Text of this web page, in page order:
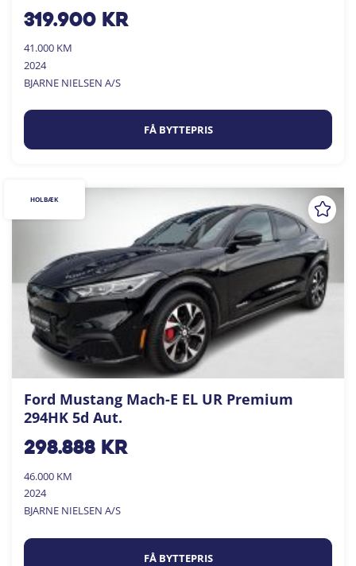
319.900kr
41.000 KM
2024
BJARNE NIELSEN A/S
FÅ BYTTEPRIS
Ford Mustang Mach-E EL UR Premium
294HK 5d Aut.
298.888kr
46.000 KM
2024
BJARNE NIELSEN A/S
FÅ BYTTEPRIS
HOLBÆK